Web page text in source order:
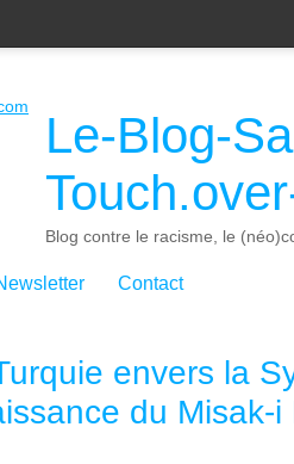
Le-Blog-
Blog contre le racisme, le
Contact
envers la
du Misak-i